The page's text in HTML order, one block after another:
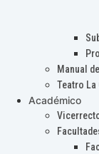
Manual
Teatro La
Académico